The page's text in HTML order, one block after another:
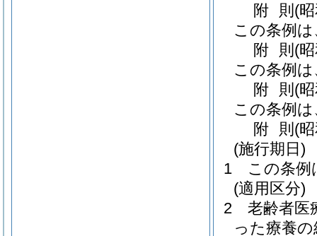
附 則 (
この条例
附 則 (
この条例
附 則 (
この条例
附 則 (
(施行期日)
1
この条例
(適用区分)
2
老齢者医
った療養